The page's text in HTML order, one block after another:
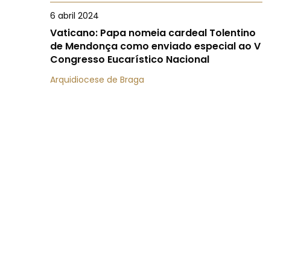
6 abril 2024
Vaticano: Papa nomeia cardeal Tolentino
de Mendonça como enviado especial ao V
Congresso Eucarístico Nacional
Arquidiocese de Braga